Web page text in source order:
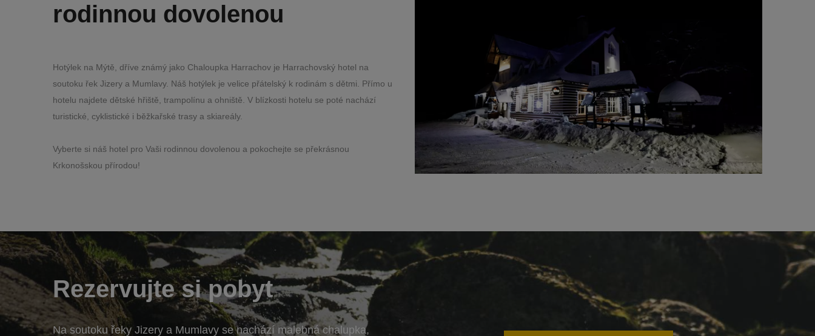
rodinnou dovolenou
Hotýlek na Mýtě, dříve známý jako Chaloupka Harrachov je Harrachovský hotel na
soutoku řek Jizery a Mumlavy. Náš hotýlek je velice přátelský k rodinám s dětmi. Přímo u
hotelu najdete dětské hřiště, trampolínu a ohniště. V blízkosti hotelu se poté nachází
turistické, cyklistické i běžkařské trasy a skiareály.
Vyberte si náš hotel pro Vaši rodinnou dovolenou a pokochejte se překrásnou
Krkonošskou přírodou!
Rezervujte si pobyt
Na soutoku řeky Jizery a Mumlavy se nachází malebná chalupka,